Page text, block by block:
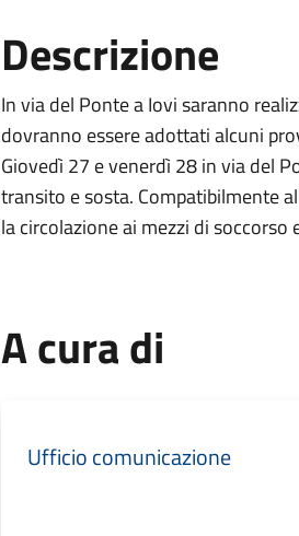
Descrizione
In via del Ponte a Iovi saranno
dovranno essere adottati alcuni
Giovedì 27 e venerdì 28 in via del
transito e sosta. Compatibilmente
la circolazione ai mezzi di soccorso
A cura di
Ufficio comunicazione